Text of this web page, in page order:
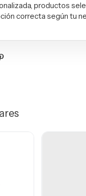
productos
correcta según tu